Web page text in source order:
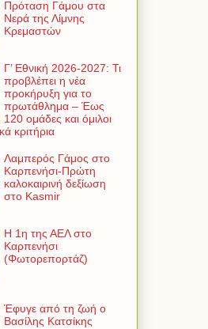
Πρόταση Γάμου στα
Νερά της Λίμνης
Κρεμαστών
Γ’ Εθνική 2026-2027: Τι
προβλέπει η νέα
προκήρυξη για το
πρωτάθλημα – Έως
120 ομάδες και όμιλοι
κριτήρια
Λαμπερός Γάμος στο
Καρπενήσι-Πρώτη
καλοκαιρινή δεξίωση
στο Kasmir
Η 1η της ΑΕΛ στο
Καρπενήσι
(Φωτορεπορτάζ)
Έφυγε από τη ζωή ο
Βασίλης Κατσίκης